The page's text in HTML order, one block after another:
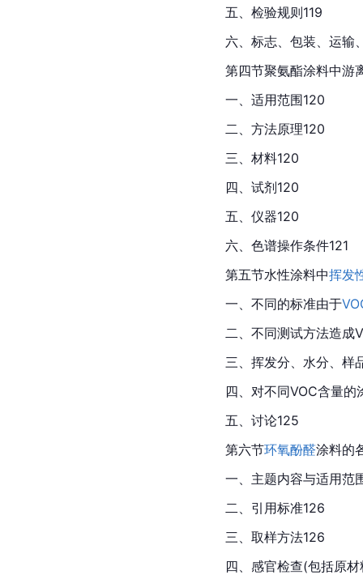
五、检验规则119
六、标志、包装、运输
第四节聚氨酯涂料中游
一、适用范围120
二、方法原理120
三、材料120
四、试剂120
五、仪器120
六、色谱操作条件121
第五节水性涂料中挥发
一、不同的标准由于
二、不同测试方法造成
三、挥发分、水分、样
四、对不同VOC含量
五、讨论125
第六节环氧酚醛涂料的
一、主题内容与适用范
二、引用标准126
三、取样方法126
四、感官检查(包括原